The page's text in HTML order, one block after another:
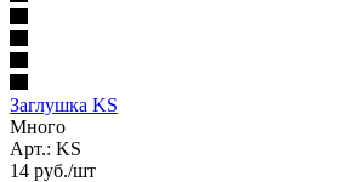
Заглушка KS
Много
Арт.: KS
14 руб./шт